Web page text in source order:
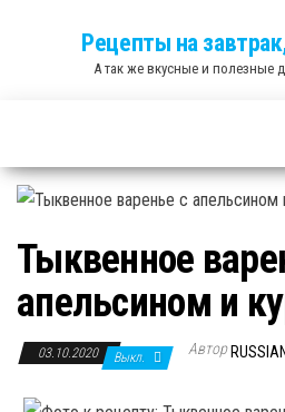
Рецепты на
А так же вкусные и полезные
Тыквенное
апельсином и
03.10.2020 Выкл. Автор